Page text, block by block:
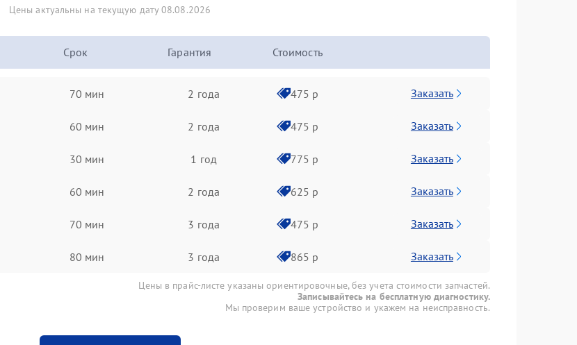
Цены актуальны на текущую дату 08.08.2026
Срок Гарантия Стоимость
70 мин 2 года 475 р Заказать
60 мин 2 года 475 р Заказать
30 мин 1 год 775 р Заказать
60 мин 2 года 625 р Заказать
70 мин 3 года 475 р Заказать
80 мин 3 года 865 р Заказать
Цены в прайс-листе указаны ориентировочные, без учета стоимости запчастей.
Записывайтесь на бесплатную диагностику.
Мы проверим ваше устройство и укажем на неисправность.